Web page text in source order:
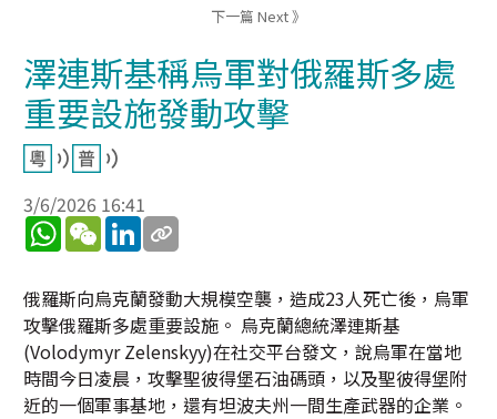
下一篇 Next 》
澤連斯基稱烏軍對俄羅斯多處
重要設施發動攻擊
3/6/2026 16:41
WhatsApp
WeChatLinkedIn
俄羅斯向烏克蘭發動大規模空襲，造成23人死亡後，烏軍
攻擊俄羅斯多處重要設施。 烏克蘭總統澤連斯基
(Volodymyr Zelenskyy)在社交平台發文，說烏軍在當地
時間今日凌晨，攻擊聖彼得堡石油碼頭，以及聖彼得堡附
近的一個軍事基地，還有坦波夫州一間生產武器的企業。